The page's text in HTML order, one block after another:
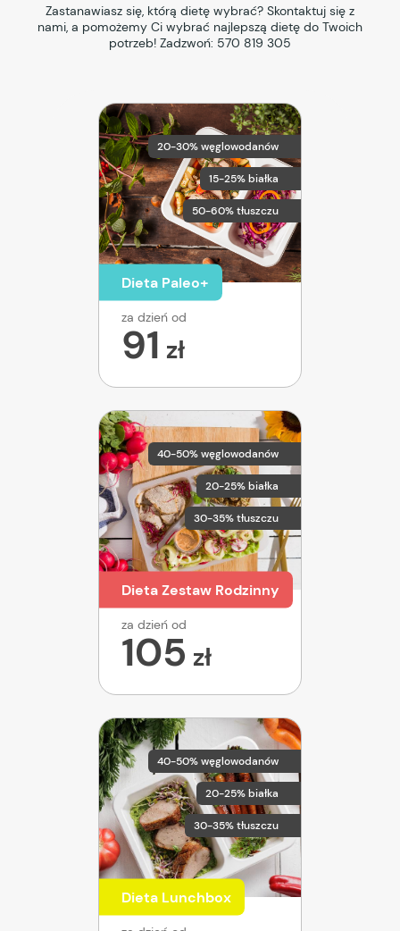
Zastanawiasz się, którą dietę wybrać? Skontaktuj się z
nami, a pomożemy Ci wybrać najlepszą dietę do Twoich
potrzeb! Zadzwoń: 570 819 305
20-30% węglowodanów
15-25% białka
50-60% tłuszczu
Dieta Paleo+
za dzień od
91 zł
40-50% węglowodanów
20-25% białka
30-35% tłuszczu
Dieta Zestaw Rodzinny
za dzień od
105 zł
40-50% węglowodanów
20-25% białka
30-35% tłuszczu
Dieta Lunchbox